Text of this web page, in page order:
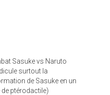
Sasuke vs Naruto
surtout la
de Sasuke en un
de ptérodactile)